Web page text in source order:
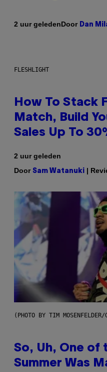
2 uur geledenDoor Dan
FLESHLIGHT
How To Stack
Match, Build
Sales Up To
2 uur geleden
Door Sam Watanuki |
(PHOTO BY TIM MOSENFELDER/
So, Uh, One of
Summer Was